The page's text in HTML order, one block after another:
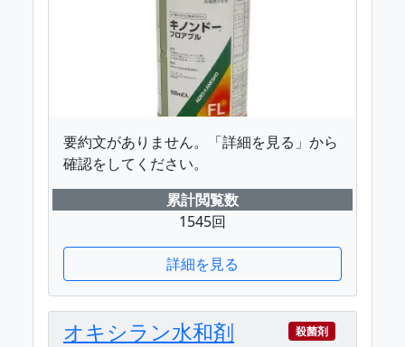
要約文がありません。「詳細を見る」から
確認をしてください。
累計閲覧数
1545回
詳細を見る
オキシラン水和剤 殺菌剤